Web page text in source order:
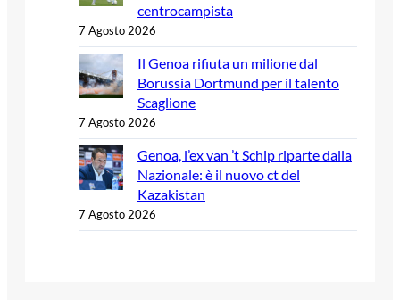
centrocampista
7 Agosto 2026
Il Genoa rifiuta un milione dal
Borussia Dortmund per il talento
Scaglione
7 Agosto 2026
Genoa, l’ex van ’t Schip riparte dalla
Nazionale: è il nuovo ct del
Kazakistan
7 Agosto 2026